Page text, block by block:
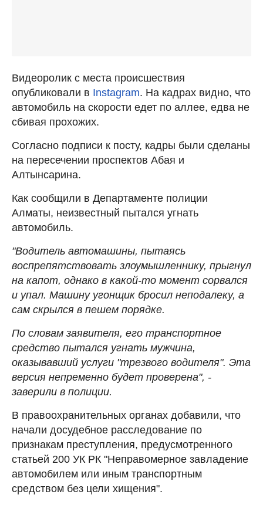
Видеоролик с места происшествия
опубликовали в Instagram. На кадрах видно, что
автомобиль на скорости едет по аллее, едва не
сбивая прохожих.
Согласно подписи к посту, кадры были сделаны
на пересечении проспектов Абая и
Алтынсарина.
Как сообщили в Департаменте полиции
Алматы, неизвестный пытался угнать
автомобиль.
"Водитель автомашины, пытаясь
воспрепятствовать злоумышленнику, прыгнул
на капот, однако в какой-то момент сорвался
и упал. Машину угонщик бросил неподалеку, а
сам скрылся в пешем порядке.
По словам заявителя, его транспортное
средство пытался угнать мужчина,
оказывавший услуги "трезвого водителя". Эта
версия непременно будет проверена", -
заверили в полиции.
В правоохранительных органах добавили, что
начали досудебное расследование по
признакам преступления, предусмотренного
статьей 200 УК РК "Неправомерное завладение
автомобилем или иным транспортным
средством без цели хищения".